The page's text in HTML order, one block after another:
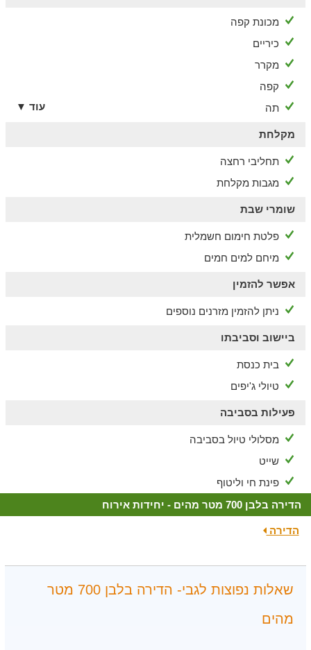
מכונת קפה
כיריים
מקרר
קפה
תה
עוד ▼
מקלחת
תחליבי רחצה
מגבות מקלחת
שומרי שבת
פלטת חימום חשמלית
מיחם למים חמים
אפשר להזמין
ניתן להזמין מזרנים נוספים
ביישוב וסביבתו
בית כנסת
טיולי ג'יפים
פעילות בסביבה
מסלולי טיול בסביבה
שייט
פינת חי וליטוף
הדירה בלבן 700 מטר מהים - יחידות אירוח
הדירה
שאלות נפוצות לגבי- הדירה בלבן 700 מטר
מהים